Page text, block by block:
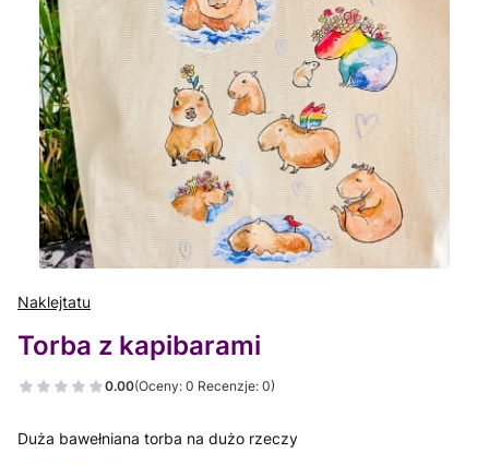
Naklejtatu
Torba z kapibarami
0.00(Oceny: 0 Recenzje: 0)
Duża bawełniana torba na dużo rzeczy